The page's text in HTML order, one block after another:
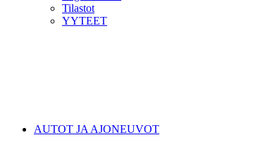
Tilastot
YYTEET
AUTOT JA AJONEUVOT